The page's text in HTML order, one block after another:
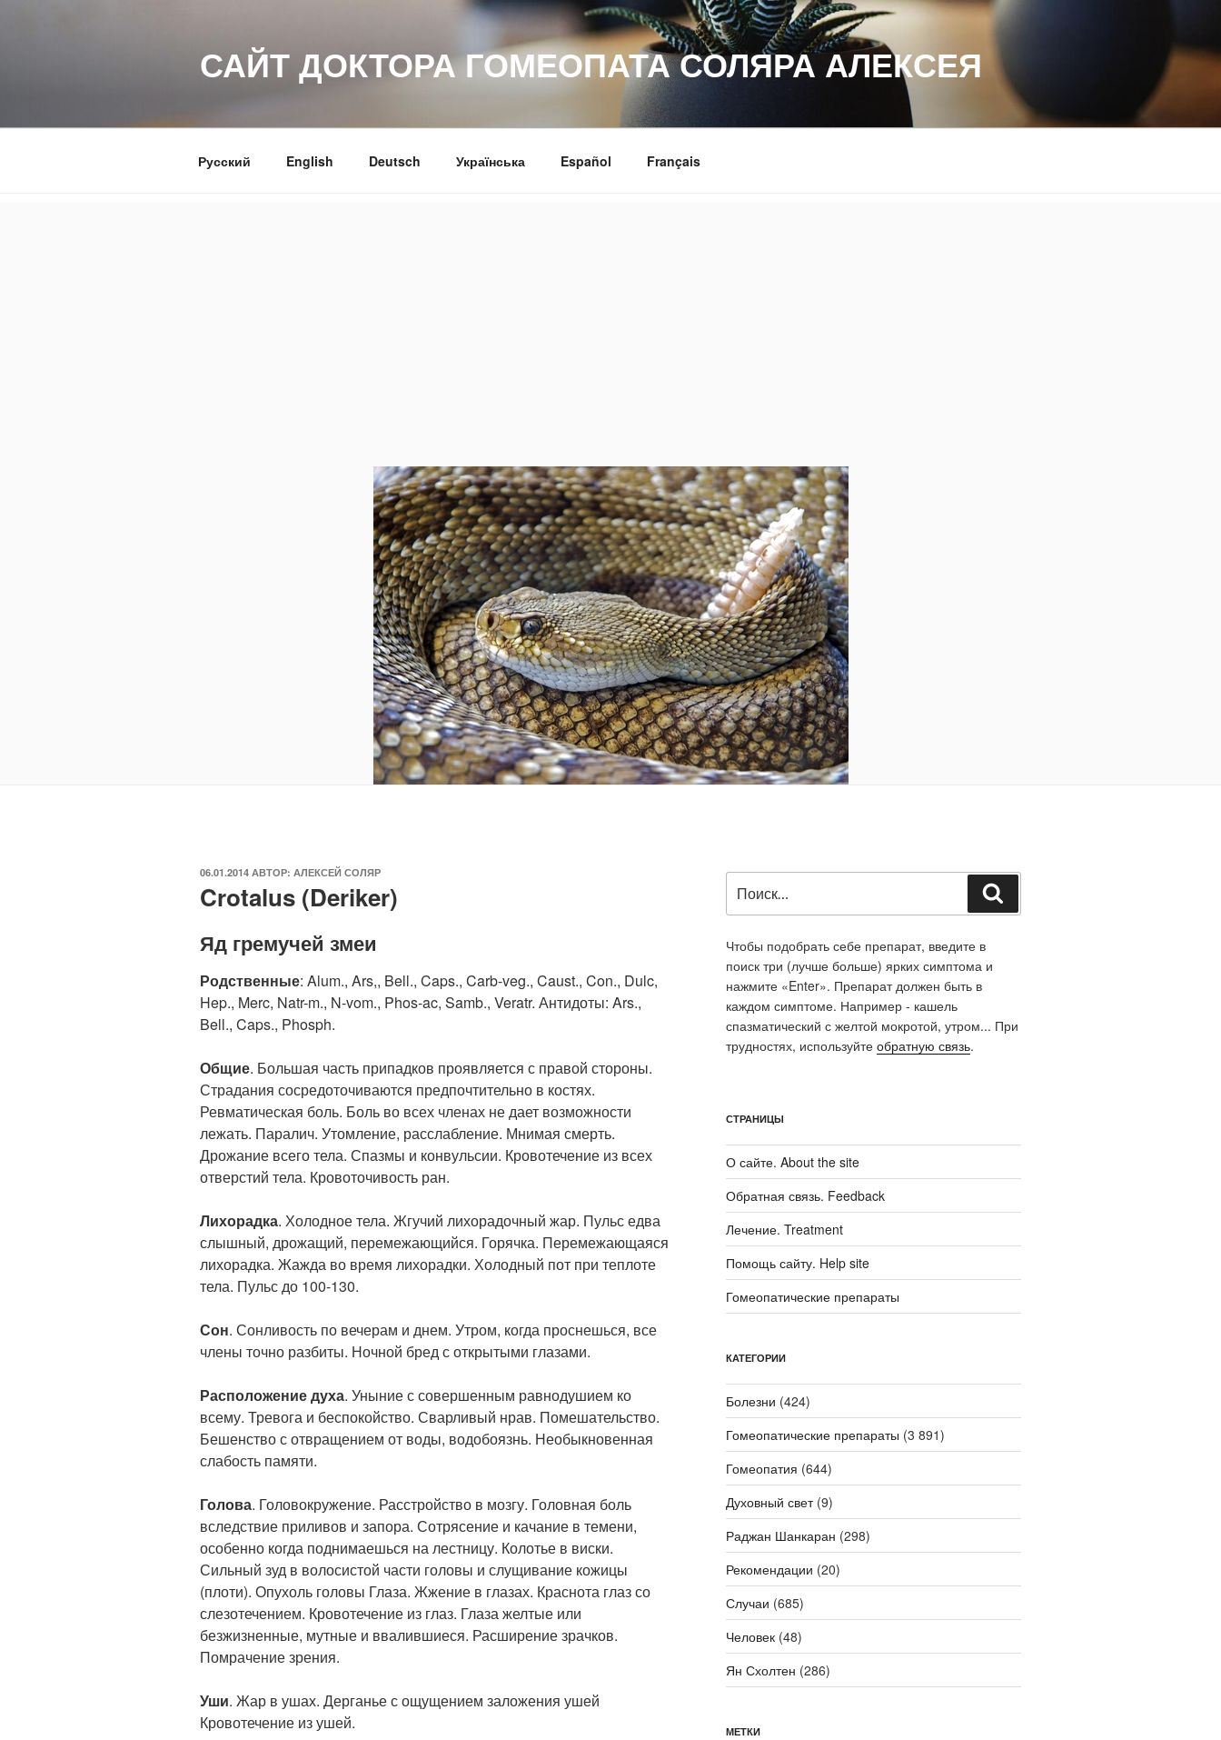
САЙТ ДОКТОРА ГОМЕОПАТА СОЛЯРА АЛЕКСЕЯ
Русский English Deutsch Українська Español Français
ОПУБЛИКОВАНО
06.01.2014 АВТОР: АЛЕКСЕЙ СОЛЯР
Crotalus (Deriker)
Яд гремучей змеи
Родственные: Alum., Ars,, Bell., Caps., Carb-veg., Caust., Con., Dulc,
Hep., Merc, Natr-m., N-vom., Phos-ac, Samb., Veratr. Антидоты: Ars.,
Bell., Caps., Phosph.
Общие. Большая часть припадков проявляется с правой стороны.
Страдания сосредоточиваются предпочтительно в костях.
Ревматическая боль. Боль во всех членах не дает возможности
лежать. Паралич. Утомление, расслабление. Мнимая смерть.
Дрожание всего тела. Спазмы и конвульсии. Кровотечение из всех
отверстий тела. Кровоточивость ран.
Лихорадка. Холодное тела. Жгучий лихорадочный жар. Пульс едва
слышный, дрожащий, перемежающийся. Горячка. Перемежающаяся
лихорадка. Жажда во время лихорадки. Холодный пот при теплоте
тела. Пульс до 100-130.
Сон. Сонливость по вечерам и днем. Утром, когда проснешься, все
члены точно разбиты. Ночной бред с открытыми глазами.
Расположение духа. Уныние с совершенным равнодушием ко
всему. Тревога и беспокойство. Сварливый нрав. Помешательство.
Бешенство с отвращением от воды, водобоязнь. Необыкновенная
слабость памяти.
Голова. Головокружение. Расстройство в мозгу. Головная боль
вследствие приливов и запора. Сотрясение и качание в темени,
особенно когда поднимаешься на лестницу. Колотье в виски.
Сильный зуд в волосистой части головы и слущивание кожицы
(плоти). Опухоль головы Глаза. Жжение в глазах. Краснота глаз со
слезотечением. Кровотечение из глаз. Глаза желтые или
безжизненные, мутные и ввалившиеся. Расширение зрачков.
Помрачение зрения.
Уши. Жар в ушах. Дерганье с ощущением заложения ушей
Кровотечение из ушей.
Чтобы подобрать себе препарат, введите в
поиск три (лучше больше) ярких симптома и
нажмите «Enter». Препарат должен быть в
каждом симптоме. Например - кашель
спазматический с желтой мокротой, утром... При
трудностях, используйте обратную связь.
СТРАНИЦЫ
О сайте. About the site
Обратная связь. Feedback
Лечение. Treatment
Помощь сайту. Help site
Гомеопатические препараты
КАТЕГОРИИ
Болезни (424)
Гомеопатические препараты (3 891)
Гомеопатия (644)
Духовный свет(9)
Раджан Шанкаран (298)
Рекомендации (20)
Случаи (685)
Человек(48)
Ян Схолтен (286)
МЕТКИ